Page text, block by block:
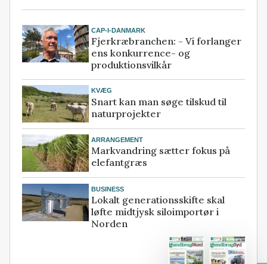
CAP-I-DANMARK
Fjerkræbranchen: - Vi forlanger
ens konkurrence- og
produktionsvilkår
KVÆG
Snart kan man søge tilskud til
naturprojekter
ARRANGEMENT
Markvandring sætter fokus på
elefantgræs
BUSINESS
Lokalt generationsskifte skal
løfte midtjysk siloimportør i
Norden